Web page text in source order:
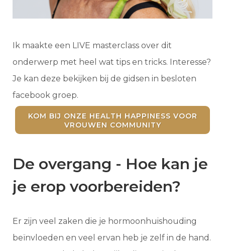
Ik maakte een LIVE masterclass over dit
onderwerp met heel wat tips en tricks. Interesse?
Je kan deze bekijken bij de gidsen in besloten
facebook groep.
KOM BIJ ONZE HEALTH HAPPINESS VOOR
VROUWEN COMMUNITY
De overgang - Hoe kan je
je erop voorbereiden?
Er zijn veel zaken die je hormoonhuishouding
beïnvloeden en veel ervan heb je zelf in de hand.